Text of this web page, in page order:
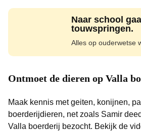
Naar school
touwspringen.
Alles op ouderwetse
Ontmoet de dieren op Valla
Maak kennis met geiten, konijnen,
boerderijdieren, net zoals Samir
Valla boerderij bezocht. Bekijk de